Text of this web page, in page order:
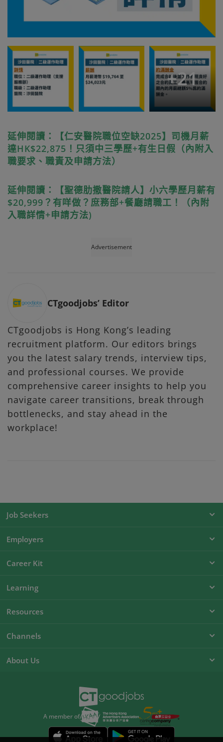
+21
延伸閱讀：【仁安醫院職位空缺2025】司機月薪
達HK$22,875！只須中三學歷+有生日假（內附入
職要求、職責及申請方法）
延伸閱讀：【聖德肋撒醫院請人】小六學歷月薪有
$20,999？有咩做？庶務部+餐廳請職工！（內附
入職詳情+申請方法)
Advertisement
CTgoodjobs’ Editor
CTgoodjobs is Hong Kong’s leading
recruitment platform. Our editors brings
you the latest salary trends, interview tips,
and professional courses. We provide
comprehensive career insights to help you
navigate career transitions, break through
bottlenecks, and stay ahead in the
workplace!
Job Seekers
Employers
Career Kit
Learning
Resources
Channels
About Us
A member of